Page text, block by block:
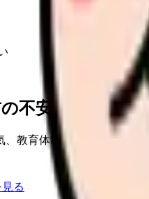
不安解消ページ
教育体制、働き方を確認
る